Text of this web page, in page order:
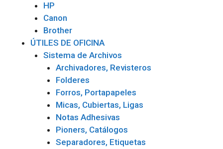
HP
Canon
Brother
ÚTILES DE OFICINA
Sistema de Archivos
Archivadores, Revisteros
Folderes
Forros, Portapapeles
Micas, Cubiertas, Ligas
Notas Adhesivas
Pioners, Catálogos
Separadores, Etiquetas